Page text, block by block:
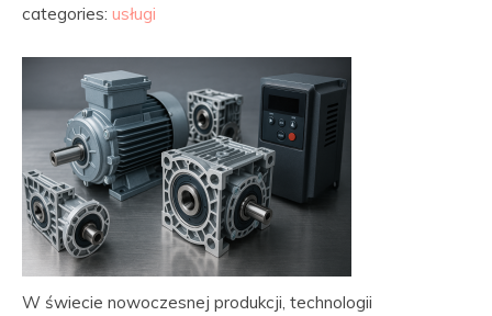
categories: usługi
W świecie nowoczesnej produkcji, technologii